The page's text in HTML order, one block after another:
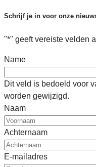
Schrijf je in voor onze
"*" geeft vereiste velden
Name
Dit veld is bedoeld voor
worden gewijzigd.
Naam
Achternaam
E-mailadres